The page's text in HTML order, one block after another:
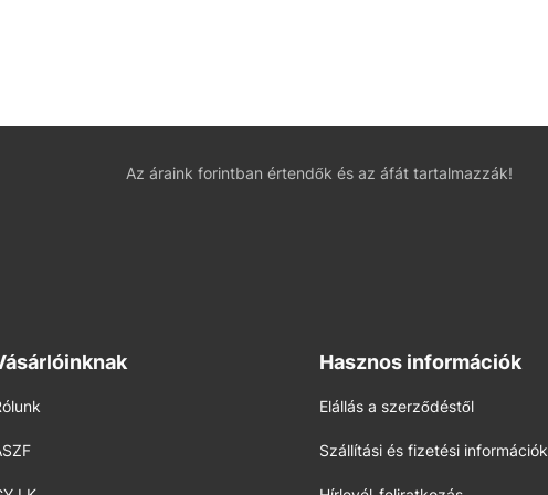
Az áraink forintban értendők és az áfát tartalmazzák!
Hasznos információk
Elállás a szerződéstől
Szállítási és fizetési információk